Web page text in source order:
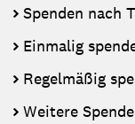
Spenden nach
Einmalig
Regelmäßig
Weitere